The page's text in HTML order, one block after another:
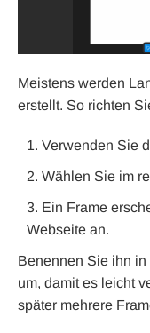
Meistens werden
erstellt. So richten
Verwenden Sie
Wählen Sie im
Ein Frame
Webseite an.
Benennen Sie ihn
um, damit es leicht
später mehrere